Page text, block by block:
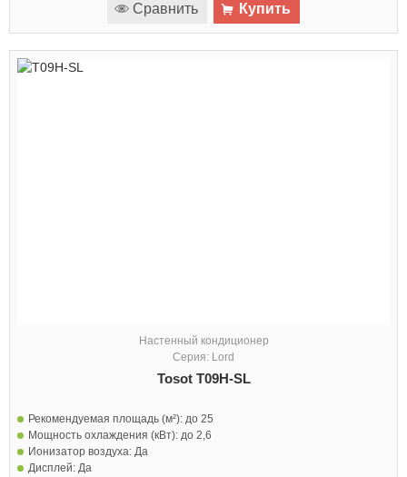
Сравнить Купить
Настенный кондиционер
Серия: Lord
Tosot T09H-SL
Рекомендуемая площадь (м²): до 25
Мощность охлаждения (кВт): до 2,6
Ионизатор воздуха: Да
Дисплей: Да